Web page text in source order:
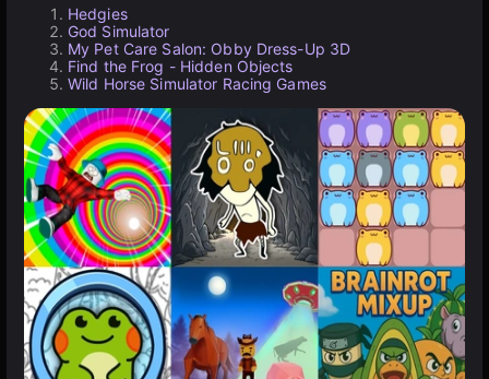
Hedgies
God Simulator
My Pet Care Salon: Obby Dress-Up 3D
Find the Frog - Hidden Objects
Wild Horse Simulator Racing Games